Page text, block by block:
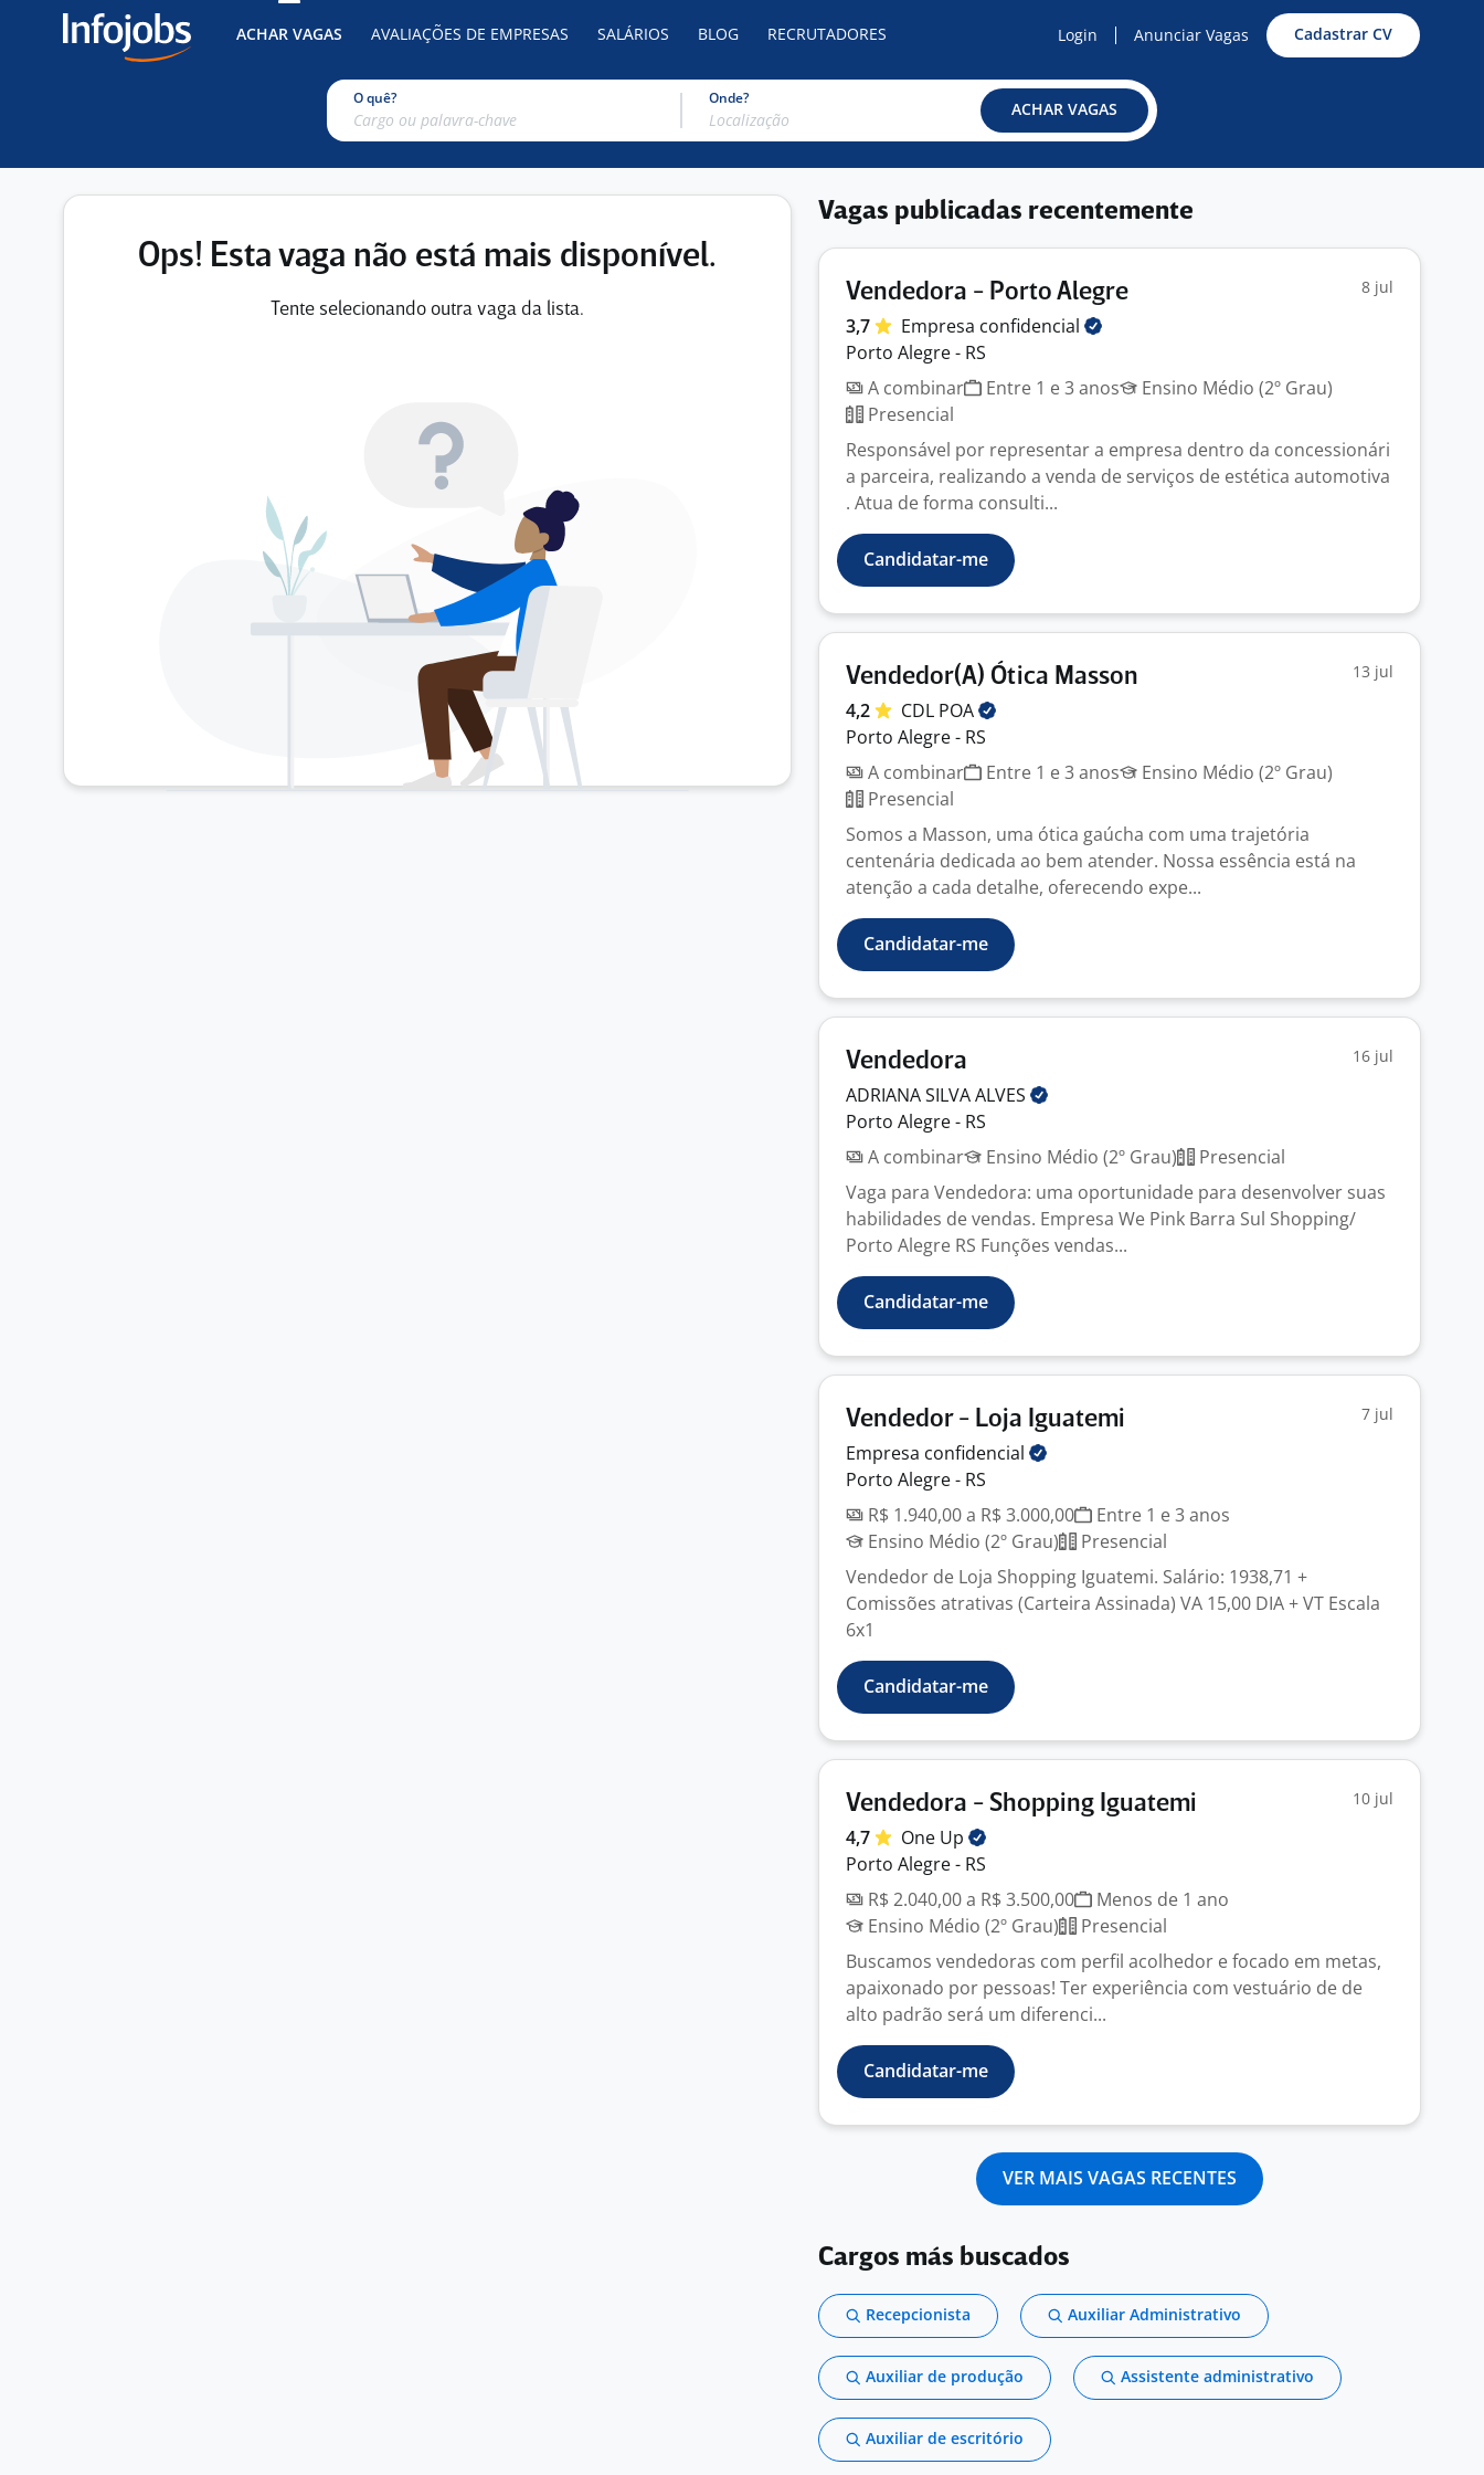
ACHAR VAGAS AVALIAÇÕES DE EMPRESAS SALÁRIOS BLOG RECRUTADORES Login Anunciar Vagas Cadastrar CV
O quê? Onde?
ACHAR VAGAS
Ops! Esta vaga não está mais disponível.
Tente selecionando outra vaga da lista.
Vagas publicadas recentemente
Vendedora - Porto Alegre 8 jul
3,7 Empresa confidencial
Porto Alegre - RS
A combinar
Entre 1 e 3 anos
Ensino Médio (2º Grau)
Presencial
Responsável por representar a empresa dentro da concessionári
a parceira, realizando a venda de serviços de estética automotiva
. Atua de forma consulti...
Candidatar-me
Vendedor(A) Ótica Masson 13 jul
4,2 CDL POA
Porto Alegre - RS
A combinar
Entre 1 e 3 anos
Ensino Médio (2º Grau)
Presencial
Somos a Masson, uma ótica gaúcha com uma trajetória
centenária dedicada ao bem atender. Nossa essência está na
atenção a cada detalhe, oferecendo expe...
Candidatar-me
Vendedora 16 jul
ADRIANA SILVAALVES
Porto Alegre - RS
A combinar
Ensino Médio (2º Grau)
Presencial
Vaga para Vendedora: uma oportunidade para desenvolver suas
habilidades de vendas. Empresa We Pink Barra Sul Shopping/
Porto Alegre RS Funções vendas...
Candidatar-me
Vendedor - Loja Iguatemi 7 jul
Empresa confidencial
Porto Alegre - RS
R$ 1.940,00 a R$ 3.000,00
Entre 1 e 3 anos
Ensino Médio (2º Grau)
Presencial
Vendedor de Loja Shopping Iguatemi. Salário: 1938,71 +
Comissões atrativas (Carteira Assinada) VA 15,00 DIA + VT Escala
6x1
Candidatar-me
Vendedora - Shopping Iguatemi 10 jul
4,7 One Up
Porto Alegre - RS
R$ 2.040,00 a R$ 3.500,00
Menos de 1 ano
Ensino Médio (2º Grau)
Presencial
Buscamos vendedoras com perfil acolhedor e focado em metas,
apaixonado por pessoas! Ter experiência com vestuário de de
alto padrão será um diferenci...
Candidatar-me
VER MAIS VAGAS RECENTES
Cargos más buscados
Recepcionista Auxiliar Administrativo
Auxiliar de produção Assistente administrativo
Auxiliar de escritório